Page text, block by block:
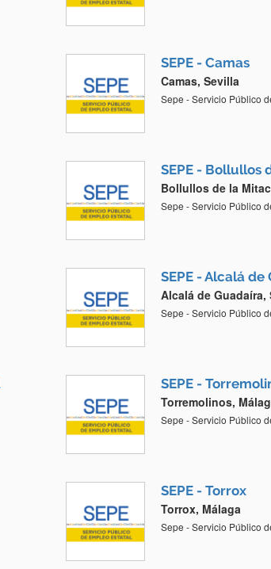
SEPE - Camas
Camas, Sevilla
Sepe - Servicio Público
SEPE - Bollullos
Bollullos de la
Sepe - Servicio Público
SEPE - Alcalá de
Alcalá de Guadaíra,
Sepe - Servicio Público
SEPE -
Torremolinos,
Sepe - Servicio Público
SEPE - Torrox
Torrox, Málaga
Sepe - Servicio Público